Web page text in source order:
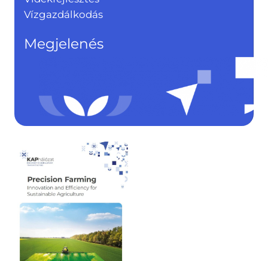
Vízgazdálkodás
Megjelenés